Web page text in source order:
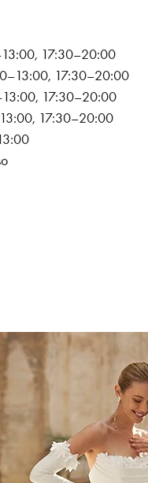
17:30–20:00
17:30–20:00
17:30–20:00
17:30–20:00